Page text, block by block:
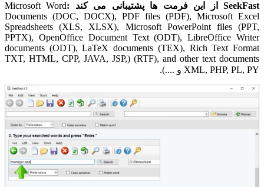
SeekFast از این فرمت ها پشتیبانی می کند :
Microsoft Word
Documents (DOC, DOCX), PDF files (PDF), Microsoft Excel
Spreadsheets (XLS, XLSX), Microsoft PowerPoint files (PPT,
PPTX), OpenOffice Document Text (ODT), LibreOffice Writer
documents (ODT), LaTeX documents (TEX), Rich Text Format
(RTF), and other text documents (TXT, HTML, CPP, JAVA, JSP,
XML, PHP, PL, PY و ....).